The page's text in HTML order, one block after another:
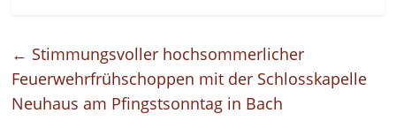
← Stimmungsvoller hochsommerlicher
Feuerwehrfrühschoppen mit der Schlosskapelle
Neuhaus am Pfingstsonntag in Bach